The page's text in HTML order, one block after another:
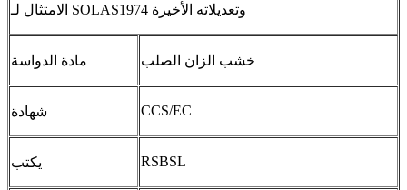
الامتثال لـ SOLAS1974 وتعديلاته الأخيرة
مادة الدواسة خشب الزان الصلب
شهادة CCS/EC
يكتب RSBSL